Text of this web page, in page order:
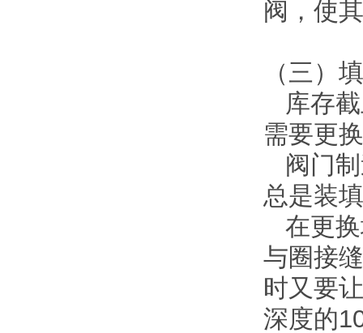
阀，使
（三）
库存截
需要更
阀门制
总是装
在更换
与圈接
时又要
深度的